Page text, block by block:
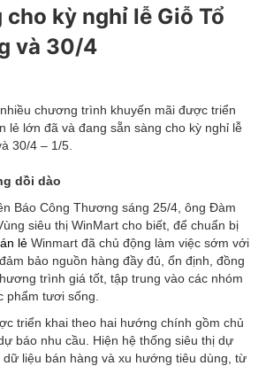
cho kỳ nghỉ lễ Giỗ Tổ
và 30/4
chương trình khuyến mãi được triển
lẻ lớn đã và đang sẵn sàng cho kỳ nghỉ lễ
30/4 – 1/5.
dồi dào
Báo Công Thương sáng 25/4, ông Đàm
siêu thị WinMart cho biết, để chuẩn bị
lẻ Winmart đã chủ động làm việc sớm với
bảo nguồn hàng đầy đủ, ổn định, đồng
trình giá tốt, tập trung vào các nhóm
phẩm tươi sống.
triển khai theo hai hướng chính gồm chủ
báo nhu cầu. Hiện hệ thống siêu thị dự
liệu bán hàng và xu hướng tiêu dùng, từ